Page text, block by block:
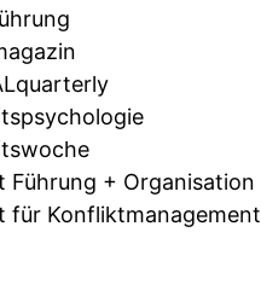
Führung + Organisation
für Konfliktmanagement